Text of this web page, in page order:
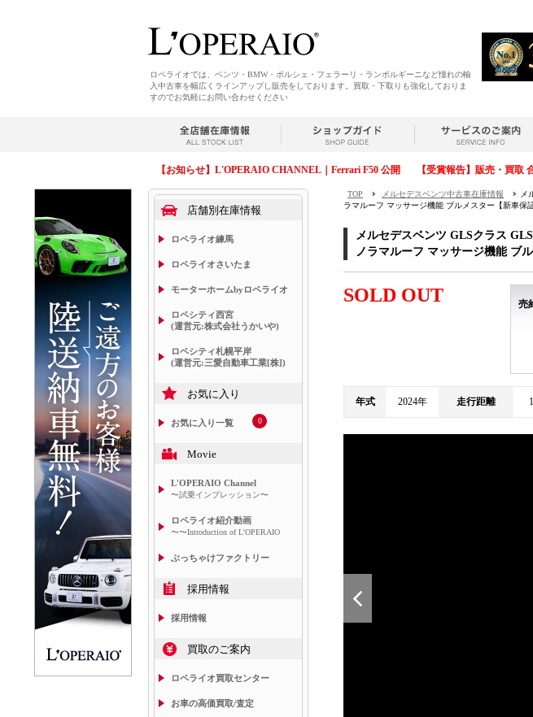
ロペライオでは、ベンツ・BMW・ポルシェ・フェラーリ・ランボルギーニなど憧れの輸
入中古車を幅広くラインアップし販売をしております。買取・下取りも強化しておりま
すのでお気軽にお問い合わせください
【お知らせ】L'OPERAIO CHANNEL｜Ferrari F50 公開 【受賞報告】販売・買取
TOP メルセデスベンツ中古車在庫情報
メ
ラマルーフ マッサージ機能 ブルメスター【新車保
メルセデスベンツ GLSクラス
ノラマルーフ マッサージ機能 ブ
SOLD OUT 売
年式 2024年 走行距離
店舗別在庫情報
ロペライオ練馬
ロペライオさいたま
モーターホームbyロペライオ
ロペシティ西宮
(運営元:株式会社うかいや)
ロペシティ札幌平岸
(運営元:三愛自動車工業[株])
お気に入り
お気に入り一覧 0
Movie
L'OPERAIO Channel
〜試乗インプレッション〜
ロペライオ紹介動画
〜〜Introduction of L'OPERAIO
ぶっちゃけファクトリー
採用情報
採用情報
買取のご案内
ロペライオ買取センター
お車の高価買取/査定